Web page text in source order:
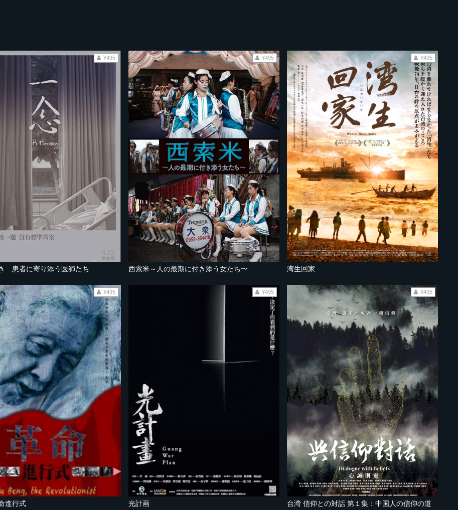
患者に寄り添う医師たち
¥495
西索米～人の最期に付き添う女たち〜
¥495
湾生回家
¥495
進行式
¥495
光計画
¥495
台湾 信仰との対話 第１集：中国人の信仰の道
¥495